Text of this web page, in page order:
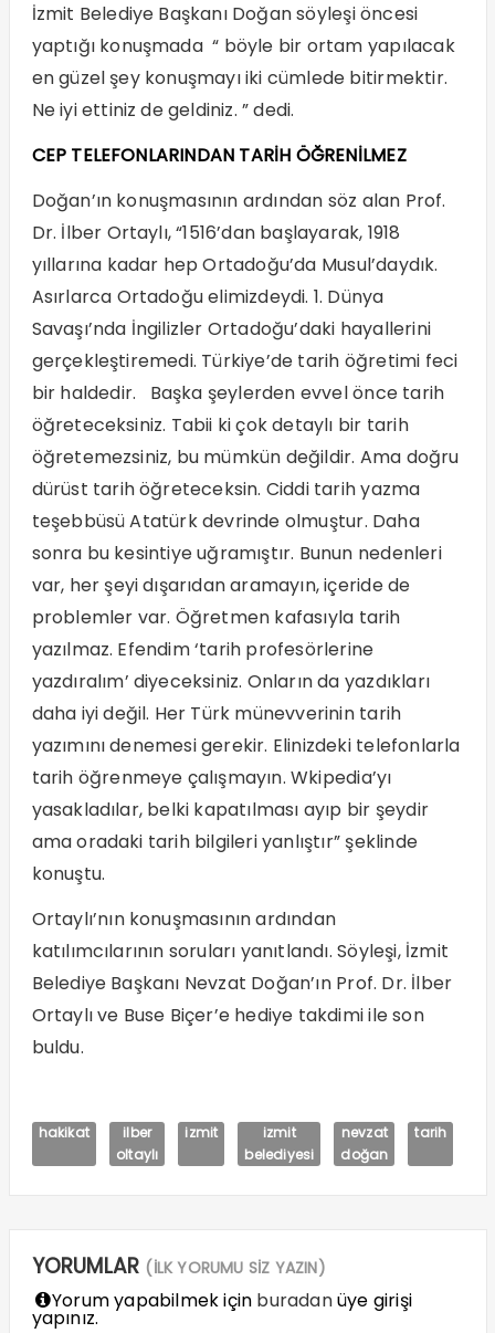
İzmit Belediye Başkanı Doğan söyleşi öncesi
yaptığı konuşmada “ böyle bir ortam yapılacak
en güzel şey konuşmayı iki cümlede bitirmektir.
Ne iyi ettiniz de geldiniz. ” dedi.
CEP TELEFONLARINDAN TARİH ÖĞRENİLMEZ
Doğan’ın konuşmasının ardından söz alan Prof.
Dr. İlber Ortaylı, “1516’dan başlayarak, 1918
yıllarına kadar hep Ortadoğu’da Musul’daydık.
Asırlarca Ortadoğu elimizdeydi. 1. Dünya
Savaşı’nda İngilizler Ortadoğu’daki hayallerini
gerçekleştiremedi. Türkiye’de tarih öğretimi feci
bir haldedir. Başka şeylerden evvel önce tarih
öğreteceksiniz. Tabii ki çok detaylı bir tarih
öğretemezsiniz, bu mümkün değildir. Ama doğru
dürüst tarih öğreteceksin. Ciddi tarih yazma
teşebbüsü Atatürk devrinde olmuştur. Daha
sonra bu kesintiye uğramıştır. Bunun nedenleri
var, her şeyi dışarıdan aramayın, içeride de
problemler var. Öğretmen kafasıyla tarih
yazılmaz. Efendim ‘tarih profesörlerine
yazdıralım’ diyeceksiniz. Onların da yazdıkları
daha iyi değil. Her Türk münevverinin tarih
yazımını denemesi gerekir. Elinizdeki telefonlarla
tarih öğrenmeye çalışmayın. Wkipedia’yı
yasakladılar, belki kapatılması ayıp bir şeydir
ama oradaki tarih bilgileri yanlıştır” şeklinde
konuştu.
Ortaylı’nın konuşmasının ardından
katılımcılarının soruları yanıtlandı. Söyleşi, İzmit
Belediye Başkanı Nevzat Doğan’ın Prof. Dr. İlber
Ortaylı ve Buse Biçer’e hediye takdimi ile son
buldu.
hakikat
ilber
oltaylı
izmit
izmit
belediyesi
nevzat
doğan
tarih
YORUMLAR (İLK YORUMU SİZ YAZIN)
Yorum yapabilmek için buradanüye girişi
yapınız.